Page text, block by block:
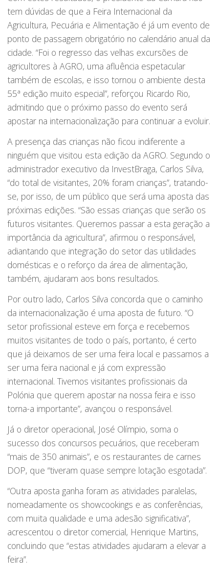
tem dúvidas de que a Feira Internacional da
Agricultura, Pecuária e Alimentação é já um evento de
ponto de passagem obrigatório no calendário anual da
cidade. “Foi o regresso das velhas excursões de
agricultores à AGRO, uma afluência espetacular
também de escolas, e isso tornou o ambiente desta
55ª edição muito especial”, reforçou Ricardo Rio,
admitindo que o próximo passo do evento será
apostar na internacionalização para continuar a evoluir.
A presença das crianças não ficou indiferente a
ninguém que visitou esta edição da AGRO. Segundo o
administrador executivo da InvestBraga, Carlos Silva,
“do total de visitantes, 20% foram crianças”, tratando-
se, por isso, de um público que será uma aposta das
próximas edições. “São essas crianças que serão os
futuros visitantes. Queremos passar a esta geração a
importância da agricultura”, afirmou o responsável,
adiantando que integração do setor das utilidades
domésticas e o reforço da área de alimentação,
também, ajudaram aos bons resultados.
Por outro lado, Carlos Silva concorda que o caminho
da internacionalização é uma aposta de futuro. “O
setor profissional esteve em força e recebemos
muitos visitantes de todo o país, portanto, é certo
que já deixamos de ser uma feira local e passamos a
ser uma feira nacional e já com expressão
internacional. Tivemos visitantes profissionais da
Polónia que querem apostar na nossa feira e isso
torna-a importante”, avançou o responsável.
Já o diretor operacional, José Olímpio, soma o
sucesso dos concursos pecuários, que receberam
“mais de 350 animais”, e os restaurantes de carnes
DOP, que “tiveram quase sempre lotação esgotada”.
“Outra aposta ganha foram as atividades paralelas,
nomeadamente os showcookings e as conferências,
com muita qualidade e uma adesão significativa”,
acrescentou o diretor comercial, Henrique Martins,
concluindo que “estas atividades ajudaram a elevar a
feira”.